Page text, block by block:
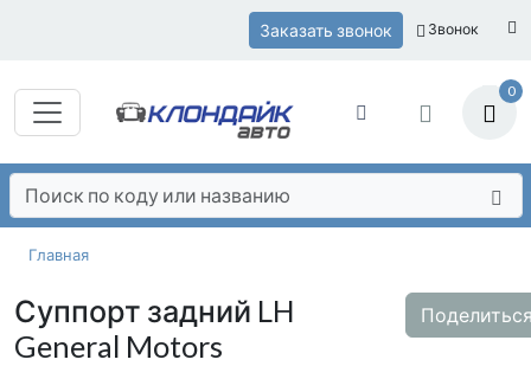
Заказать звонок Звонок
0
Главная
Суппорт задний LH
General Motors